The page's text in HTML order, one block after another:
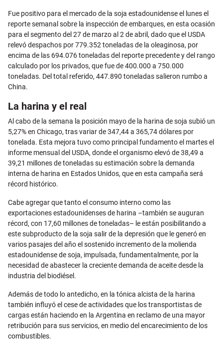
Fue positivo para el mercado de la soja estadounidense el lunes el
reporte semanal sobre la inspección de embarques, en esta ocasión
para el segmento del 27 de marzo al 2 de abril, dado que el USDA
relevó despachos por 779.352 toneladas de la oleaginosa, por
encima de las 694.076 toneladas del reporte precedente y del rango
calculado por los privados, que fue de 400.000 a 750.000
toneladas. Del total referido, 447.890 toneladas salieron rumbo a
China.
La harina y el real
Al cabo de la semana la posición mayo de la harina de soja subió un
5,27% en Chicago, tras variar de 347,44 a 365,74 dólares por
tonelada. Esta mejora tuvo como principal fundamento el martes el
informe mensual del USDA, donde el organismo elevó de 38,49 a
39,21 millones de toneladas su estimación sobre la demanda
interna de harina en Estados Unidos, que en esta campaña será
récord histórico.
Cabe agregar que tanto el consumo interno como las
exportaciones estadounidenses de harina –también se auguran
récord, con 17,60 millones de toneladas– le están posibilitando a
este subproducto de la soja salir de la depresión que le generó en
varios pasajes del año el sostenido incremento de la molienda
estadounidense de soja, impulsada, fundamentalmente, por la
necesidad de abastecer la creciente demanda de aceite desde la
industria del biodiésel.
Además de todo lo antedicho, en la tónica alcista de la harina
también influyó el cese de actividades que los transportistas de
cargas están haciendo en la Argentina en reclamo de una mayor
retribución para sus servicios, en medio del encarecimiento de los
combustibles.